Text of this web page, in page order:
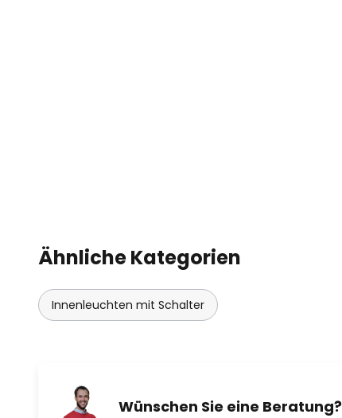
Ähnliche Kategorien
Innenleuchten mit Schalter
Wünschen Sie eine Beratung?